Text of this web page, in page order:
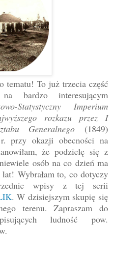
tematu! To już trzecia część
bardzo interesującym
Statystyczny Imperium
rozkazu przez I
Generalnego (1849)
przy okazji obecności na
że podzielę się z
osób na co dzień ma
lat! Wybrałam to, co dotyczy
wpisy z tej serii
. W dzisiejszym skupię się
o terenu. Zapraszam do
ludność pow.